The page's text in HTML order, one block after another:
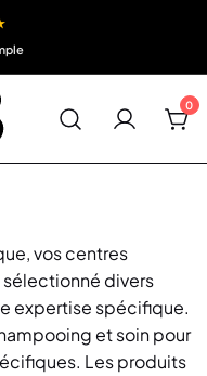
0
vos centres
sélectionné divers
expertise spécifique.
et soin pour
Les produits